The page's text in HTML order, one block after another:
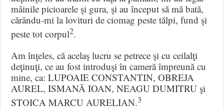
mâinile picioarele şi gura, şi au început să mă bată,
cărându-mi la lovituri de ciomag peste tălpi, fund şi
peste tot corpul2.
Am înţeles, că acelaş lucru se petrece şi cu ceilalţi
deţinuţi, ce au fost introduşi în cameră împreună cu
mine, ca: LUPOAIE CONSTANTIN, OBREJA
AUREL, ISMANĂ IOAN, NEAGU DUMITRU şi
STOICA MARCU AURELIAN.3